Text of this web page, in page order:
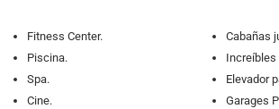
Fitness Center.
Piscina.
Spa.
Cine.
Cabañas
Increíbles
Elevador
Garages